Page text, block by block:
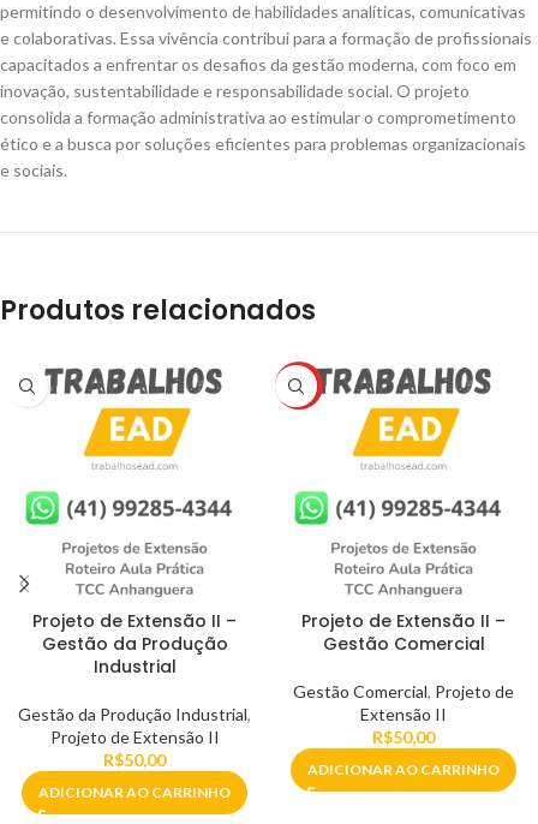
permitindo o desenvolvimento de habilidades analíticas, comunicativas
e colaborativas. Essa vivência contribui para a formação de profissionais
capacitados a enfrentar os desafios da gestão moderna, com foco em
inovação, sustentabilidade e responsabilidade social. O projeto
consolida a formação administrativa ao estimular o comprometimento
ético e a busca por soluções eficientes para problemas organizacionais
e sociais.
Produtos relacionados
Projeto de Extensão II –
Gestão da Produção
Industrial
Gestão da Produção Industrial,
Projeto de Extensão II
R$50,00
ADICIONAR AO CARRINHO
HOT
Projeto de Extensão II –
Gestão Comercial
Gestão Comercial, Projeto de
Extensão II
R$50,00
ADICIONAR AO CARRINHO